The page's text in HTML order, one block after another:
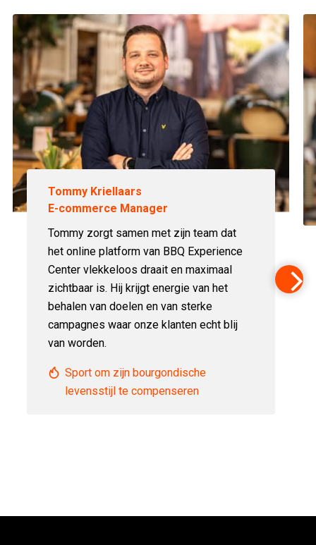
Tommy Kriellaars
E-commerce Manager
Tommy zorgt samen met zijn team dat
het online platform van BBQ Experience
Center vlekkeloos draait en maximaal
zichtbaar is. Hij krijgt energie van het
behalen van doelen en van sterke
campagnes waar onze klanten echt blij
van worden.
Sport om zijn bourgondische
levensstijl te compenseren